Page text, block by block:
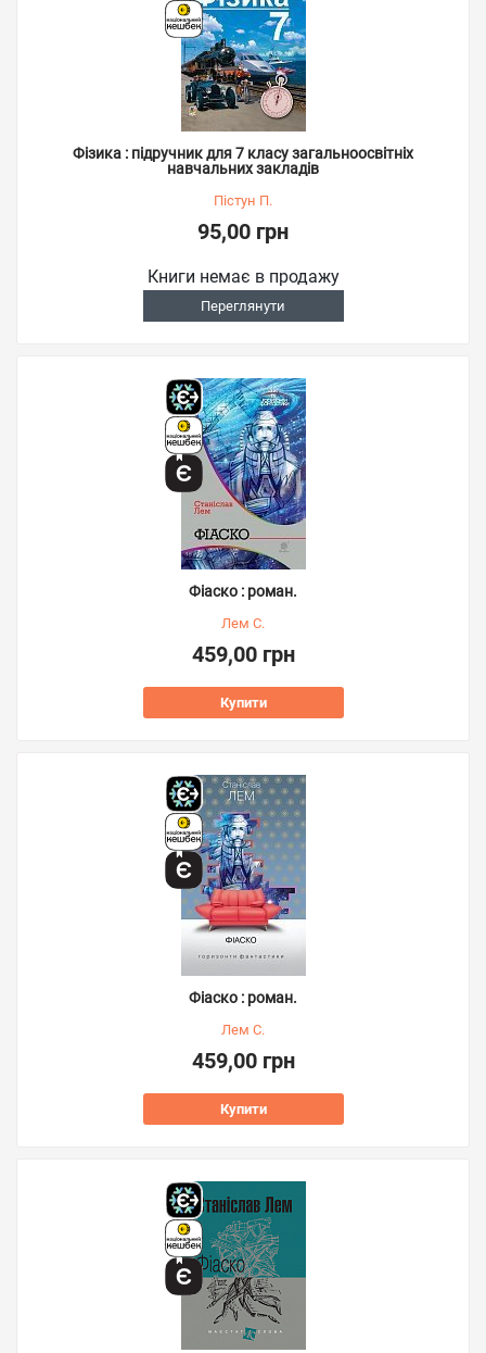
Фізика : підручник для 7 класу загальноосвітніх
навчальних закладів
Пістун П.
95,00 грн
Книги немає в продажу
Переглянути
Фіаско : роман.
Лем С.
459,00 грн
Купити
Фіаско : роман.
Лем С.
459,00 грн
Купити